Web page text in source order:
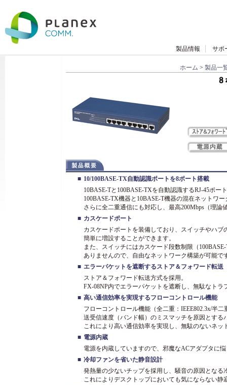
製品情報 サポ
ホーム > 製品一
■ 10/100BASE-TX自動認識ポートを8ポート搭載
10BASE-Tと100BASE-TXを自動認識するRJ-45ポー
100BASE-TX機器と10BASE-T機器の混在ネットワ
さらに全二重通信にも対応し、最高200Mbps（理論
■ カスケードポート
カスケードポートを装備しており、スイッチやハ
簡単に増設することができます。
また、スイッチにはカスケード段数制限（
ありませんので、自由なネットワーク構築が可能で
■ エラーパケットを遮断するストア＆フォワード転送
ストア＆フォワード転送方式を採用。
FX-08NP内でエラーパケットを遮断し、無駄なトラ
■ 高い通信効率を実現するフローコントロール機能
フローコントロール機能（全二重：IEEE802.3x/半
送受信速度（バンド幅）のミスマッチを原因とする
これにより高い通信効率を実現し、無駄のないネッ
■ 電源内蔵
電源を内蔵していますので、邪魔なACアダプタに
■ 冷却ファンを省いた静音設計
発熱量の少ないチップを採用し、騒音の原因となる
これによりデスクトップにおいても気にならない静